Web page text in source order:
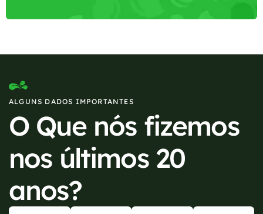
ALGUNS DADOS IMPORTANTES
O Que nós fizemos
nos últimos 20
anos?